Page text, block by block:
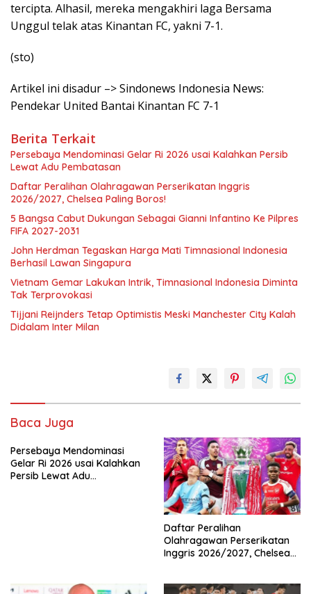
tercipta. Alhasil, mereka mengakhiri laga Bersama
Unggul telak atas Kinantan FC, yakni 7-1.
(sto)
Artikel ini disadur –> Sindonews Indonesia News:
Pendekar United Bantai Kinantan FC 7-1
Berita Terkait
Persebaya Mendominasi Gelar Ri 2026 usai Kalahkan Persib
Lewat Adu Pembatasan
Daftar Peralihan Olahragawan Perserikatan Inggris
2026/2027, Chelsea Paling Boros!
5 Bangsa Cabut Dukungan Sebagai Gianni Infantino Ke Pilpres
FIFA 2027-2031
John Herdman Tegaskan Harga Mati Timnasional Indonesia
Berhasil Lawan Singapura
Vietnam Gemar Lakukan Intrik, Timnasional Indonesia Diminta
Tak Terprovokasi
Tijjani Reijnders Tetap Optimistis Meski Manchester City Kalah
Didalam Inter Milan
Baca Juga
Persebaya Mendominasi
Gelar Ri 2026 usai Kalahkan
Persib Lewat Adu
Daftar Peralihan
Olahragawan Perserikatan
Inggris 2026/2027, Chelsea